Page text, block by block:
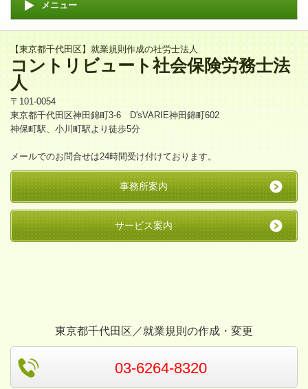
メニュー
【東京都千代田区】就業規則作成の社労士法人
コントリビュート社会保険労務士法
人
〒101-0054
東京都千代田区神田錦町3-6 D'sVARIE神田錦町602
神保町駅、小川町駅より徒歩5分
メールでのお問合せは24時間受け付けております。
事務所案内
サービス案内
東京都千代田区／就業規則の作成・変更
03-6264-8320